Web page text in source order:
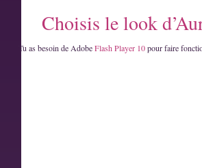
Choisis le look
Tu as besoin de AdobeFlash Player 10pour faire